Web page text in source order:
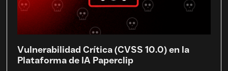
Vulnerabilidad Crítica (CVSS 10.0) en la
Plataforma de IA Paperclip